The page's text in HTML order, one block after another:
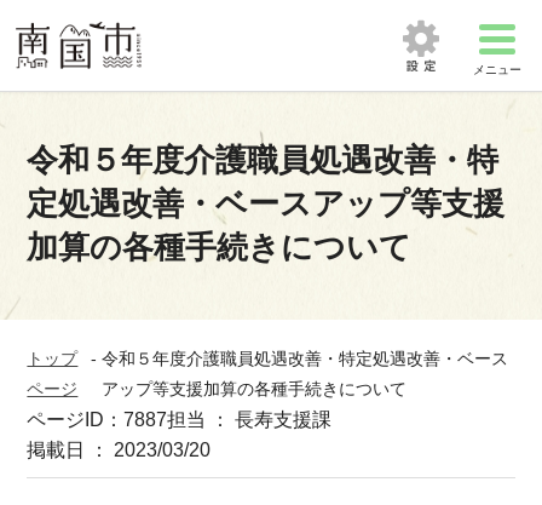
メニュー
令和５年度介護職員処遇改善・特
定処遇改善・ベースアップ等支援
加算の各種手続きについて
トップ
ページ
-令和５年度介護職員処遇改善・特定処遇改善・ベース
アップ等支援加算の各種手続きについて
ページID：7887担当 ： 長寿支援課
掲載日 ： 2023/03/20